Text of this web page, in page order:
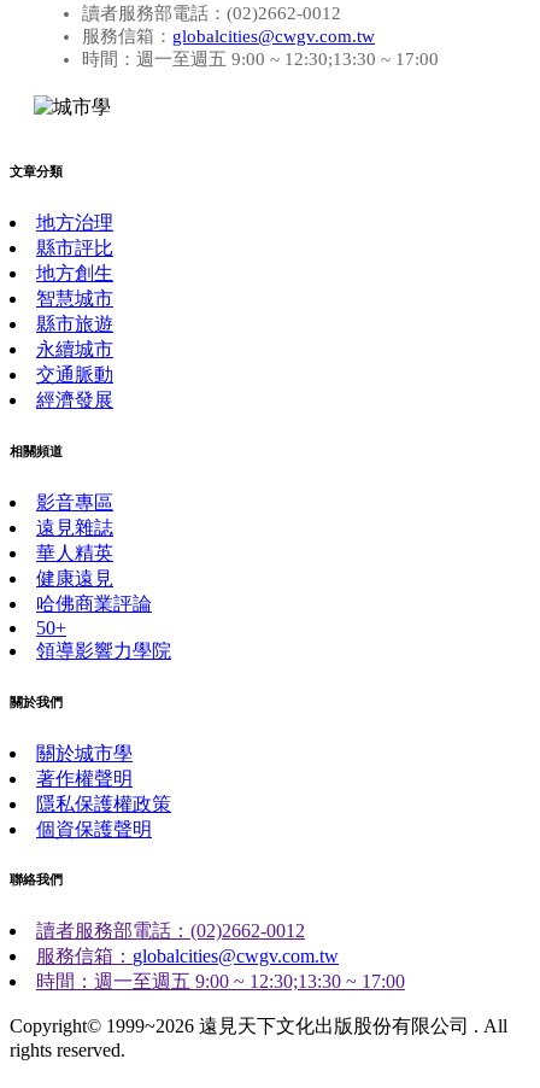
讀者服務部電話：(02)2662-0012
服務信箱： globalcities@cwgv.com.tw
時間：週一至週五 9:00 ~ 12:30;13:30 ~ 17:00
文章分類
地方治理
縣市評比
地方創生
智慧城市
縣市旅遊
永續城市
交通脈動
經濟發展
相關頻道
影音專區
遠見雜誌
華人精英
健康遠見
哈佛商業評論
50+
領導影響力學院
關於我們
關於城市學
著作權聲明
隱私保護權政策
個資保護聲明
聯絡我們
讀者服務部電話：(02)2662-0012
服務信箱： globalcities@cwgv.com.tw
時間：週一至週五 9:00 ~ 12:30;13:30 ~ 17:00
Copyright© 1999~2026 遠見天下文化出版股份有限公司 . All
rights reserved.